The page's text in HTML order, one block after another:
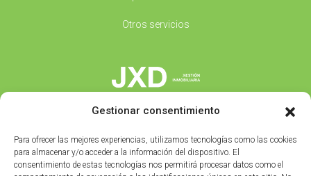
Gestionar consentimiento
Para ofrecer las mejores experiencias, utilizamos tecnologías como las cookies
para almacenar y/o acceder a la información del dispositivo. El
consentimiento de estas tecnologías nos permitirá procesar datos como el
Otros servicios
Av/ Eugenio Sequeiros 25 Bajo - 36940, Cangas (PO)
info@inmobiliariajxd.com